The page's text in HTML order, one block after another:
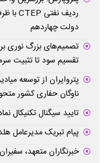
دولت چهاردهم
تصمیم‌های بزرگ نوری
تقسیم سود تا تثبیت
ناوگان حفاری کشور
تایید سیگنال تکنیکال
پیام تبریک مدیرعامل
خبرنگاران متعهد،